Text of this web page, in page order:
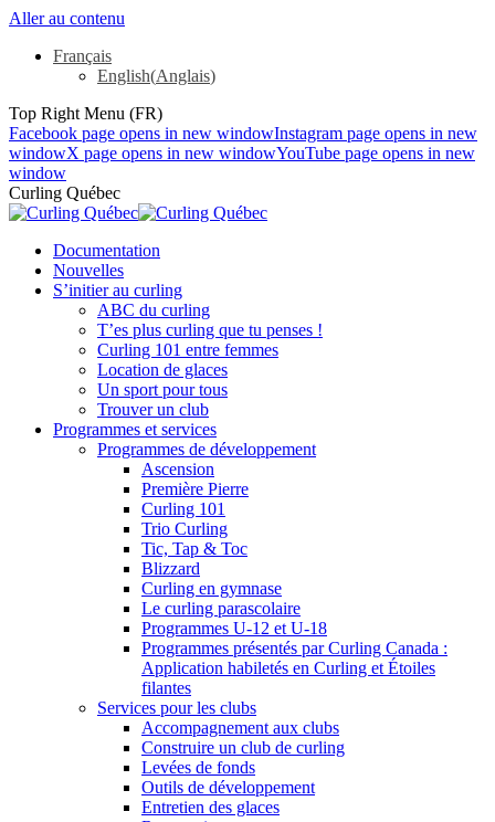
Aller au contenu
Français
English(Anglais)
Top Right Menu (FR)
Facebook page opens in new windowInstagram page opens in new
windowX page opens in new windowYouTube page opens in new
window
Curling Québec
Documentation
Nouvelles
S’initier au curling
ABC du curling
T’es plus curling que tu penses !
Curling 101 entre femmes
Location de glaces
Un sport pour tous
Trouver un club
Programmes et services
Programmes de développement
Ascension
Première Pierre
Curling 101
Trio Curling
Tic, Tap & Toc
Blizzard
Curling en gymnase
Le curling parascolaire
Programmes U-12 et U-18
Programmes présentés par Curling Canada :
Application habiletés en Curling et Étoiles
filantes
Services pour les clubs
Accompagnement aux clubs
Construire un club de curling
Levées de fonds
Outils de développement
Entretien des glaces